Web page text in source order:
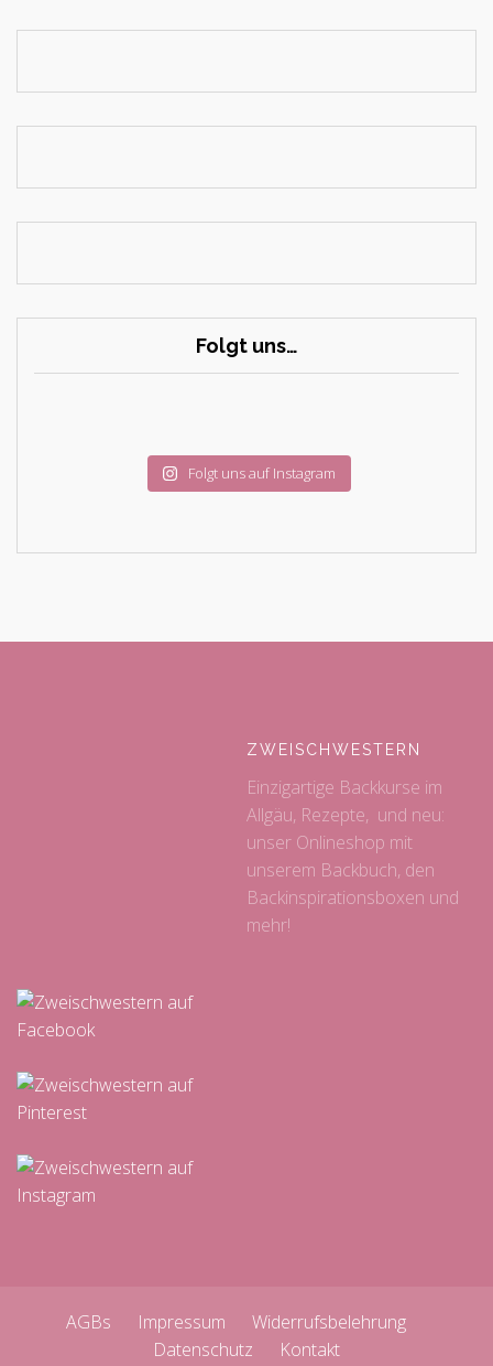
Folgt uns…
Folgt uns auf Instagram
ZWEISCHWESTERN
Einzigartige Backkurse im
Allgäu, Rezepte, und neu:
unser Onlineshop mit
unserem Backbuch, den
Backinspirationsboxen und
mehr!
AGBs Impressum
Widerrufsbelehrung
Datenschutz
Kontakt